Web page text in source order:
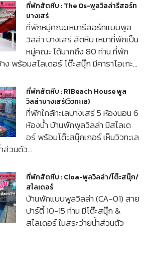
ที่พักสัตหีบ : The Os-พูลวิลล่ารีสอร์ท
บางเสร่
ที่พักหมู่คณะเหมารีสอร์ทแบบพูล
วิลล่า บางเสร่ สัตหีบ เหมาที่พักเป็น
หมู่คณะ ได้มากถึง 80 ท่าน ที่พัก
ง พร้อมสไลเดอร์ โต๊ะสนุ๊ก มีคาราโอเกะ…
ที่พักสัตหีบ : R1Beach House พูล
วิลล่าบางเสร่(วิวทะเล)
ที่พักใกล้ทะเลบางเสร่ 5 ห้องนอน 6
ห้องน้ำ บ้านพักพูลวิลล่า มีสไลเด
อร์ พร้อมโต๊ะสนุ๊กเกอร์ เห็นวิวทะเล
ส่วนตัว…
ที่พักสัตหีบ : Cloa-พูลวิลล่า/โต๊ะสนุ๊ก/
สไลเดอร์
บ้านพักแบบพูลวิลล่า (CA-01) สาย
ปาร์ตี้ 10-15 ท่าน มีโต๊ะสนุ๊ก &
สไลเดอร์ ในสระว่ายน้ำส่วนตัว